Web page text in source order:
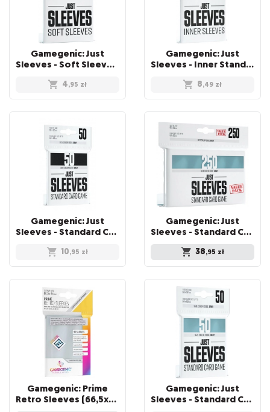
Gamegenic: Just
Sleeves - Soft Sleeves (67 x 94 mm) 100 sztuk, Clear
4,95 zł
Gamegenic: Just
Sleeves - Inner Standard Card Game Sleeves (64x89 mm), 100 sztuk
8,49 zł
Gamegenic: Just
Sleeves - Standard Card Game Sleeves (66x91 mm), Czarne, 50 sztuk
10,95 zł
Gamegenic: Just
Sleeves - Standard Card Game Sleeves (66x92 mm) - Value Pack, 250 sztuk
38,95 zł
Gamegenic: Prime
Retro Sleeves (66,5x94 mm) 50 sztuk, Clear
Gamegenic: Just
Sleeves - Standard Card Game Sleeves (66x91 mm), 50 sztuk